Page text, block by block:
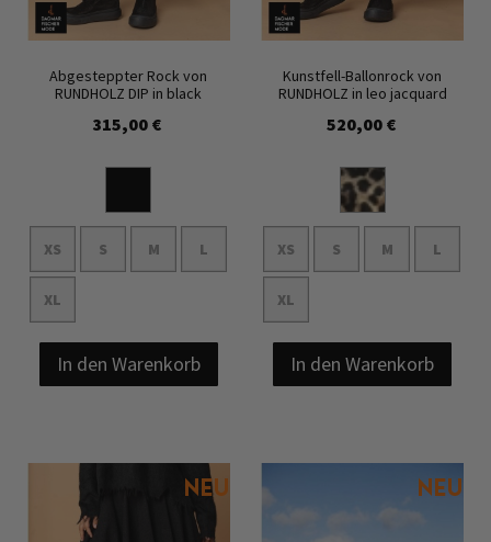
Abgesteppter Rock von
RUNDHOLZ DIP in black
315,00 €
XS S M L
XL
In den Warenkorb
Kunstfell-Ballonrock von
RUNDHOLZ in leo jacquard
520,00 €
XS S M L
XL
In den Warenkorb